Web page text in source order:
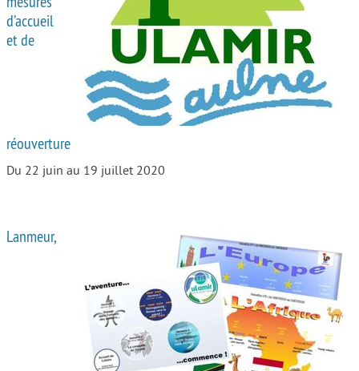
Autour de l’école
Protéger les enfants
Face au handicap
Face au deuil
Place aux grands-parents
d’accueil
et de
réouverture
Du 22 juin au 19 juillet 2020
Lanmeur,